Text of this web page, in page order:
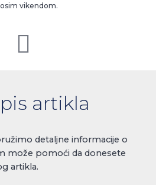
vikendom.
artikla
detaljne informacije o
može pomoći da donesete
artikla.